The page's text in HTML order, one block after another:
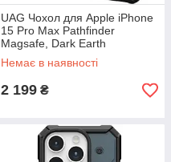
UAG Чохол для Apple iPhone
15 Pro Max Pathfinder
Magsafe, Dark Earth
Немає в наявності
2 199 ₴